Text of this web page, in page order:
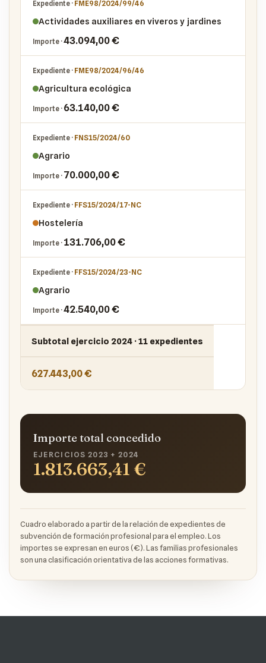
FME98/2024/99/46
Actividades auxiliares en viveros y jardines
43.094,00 €
FME98/2024/96/46
Agricultura ecológica
63.140,00 €
FNS15/2024/60
Agrario
70.000,00 €
FFS15/2024/17-NC
Hostelería
131.706,00 €
FFS15/2024/23-NC
Agrario
42.540,00 €
Subtotal ejercicio 2024 · 11 expedientes
627.443,00 €
Importe total concedido
EJERCICIOS 2023 + 2024
1.813.663,41 €
Cuadro elaborado a partir de la relación de expedientes de
subvención de formación profesional para el empleo. Los
importes se expresan en euros (€). Las familias profesionales
son una clasificación orientativa de las acciones formativas.